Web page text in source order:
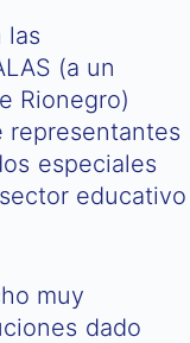
las
(a un
Rionegro)
representantes
especiales
educativo
muy
dado